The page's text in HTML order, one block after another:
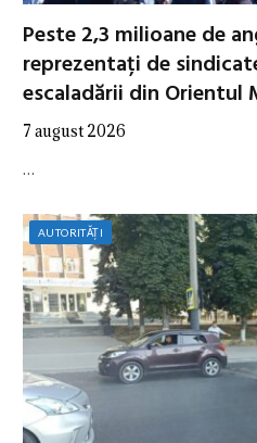
Peste 2,3 milioane de
reprezentați de
escaladării din Orientul
7 august 2026
…
AUTORITĂȚI